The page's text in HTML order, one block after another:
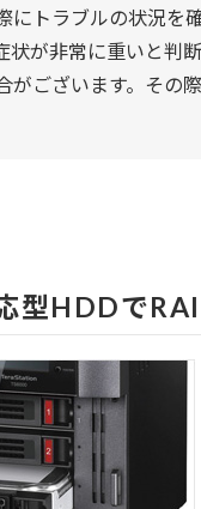
にトラブルの状況を
状が非常に重いと判
がございます。その
型HDDで